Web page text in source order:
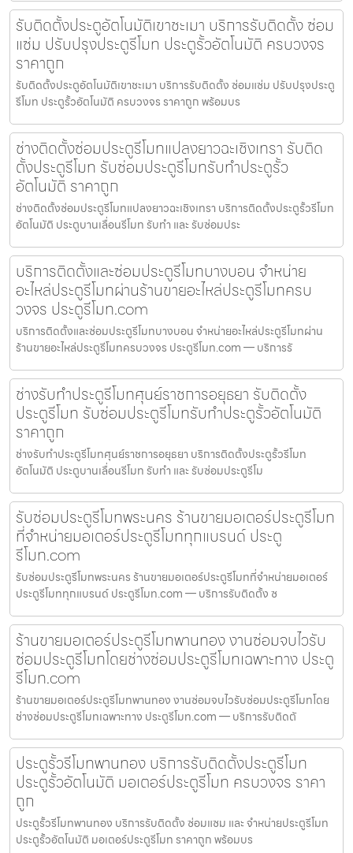
รับติดตั้งประตูอัตโนมัติเขาชะเมา บริการรับติดตั้ง ซ่อม
แซ่ม ปรับปรุงประตูรีโมท ประตูรั้วอัตโนมัติ ครบวงจร
ราคาถูก
รับติดตั้งประตูอัตโนมัติเขาชะเมา บริการรับติดตั้ง ซ่อมแซ่ม ปรับปรุงประตู
รีโมท ประตูรั้วอัตโนมัติ ครบวงจร ราคาถูก พร้อมบร
ช่างติดตั้งซ่อมประตูรีโมทแปลงยาวฉะเชิงเทรา รับติด
ตั้งประตูรีโมท รับซ่อมประตูรีโมทรับทำประตูรั้ว
อัตโนมัติ ราคาถูก
ช่างติดตั้งซ่อมประตูรีโมทแปลงยาวฉะเชิงเทรา บริการติดตั้งประตูรั้วรีโมท
อัตโนมัติ ประตูบานเลื่อนรีโมท รับทำ และ รับซ่อมประ
บริการติดตั้งและซ่อมประตูรีโมทบางบอน จำหน่าย
อะไหล่ประตูรีโมทผ่านร้านขายอะไหล่ประตูรีโมทครบ
วงจร ประตูรีโมท.com
บริการติดตั้งและซ่อมประตูรีโมทบางบอน จำหน่ายอะไหล่ประตูรีโมทผ่าน
ร้านขายอะไหล่ประตูรีโมทครบวงจร ประตูรีโมท.com — บริการรั
ช่างรับทำประตูรีโมทศุนย์ราชการอยุธยา รับติดตั้ง
ประตูรีโมท รับซ่อมประตูรีโมทรับทำประตูรั้วอัตโนมัติ
ราคาถูก
ช่างรับทำประตูรีโมทศุนย์ราชการอยุธยา บริการติดตั้งประตูรั้วรีโมท
อัตโนมัติ ประตูบานเลื่อนรีโมท รับทำ และ รับซ่อมประตูรีโม
รับซ่อมประตูรีโมทพระนคร ร้านขายมอเตอร์ประตูรีโมท
ที่จำหน่ายมอเตอร์ประตูรีโมททุกแบรนด์ ประตู
รีโมท.com
รับซ่อมประตูรีโมทพระนคร ร้านขายมอเตอร์ประตูรีโมทที่จำหน่ายมอเตอร์
ประตูรีโมททุกแบรนด์ ประตูรีโมท.com — บริการรับติดตั้ง ซ
ร้านขายมอเตอร์ประตูรีโมทพานทอง งานซ่อมจบไวรับ
ซ่อมประตูรีโมทโดยช่างซ่อมประตูรีโมทเฉพาะทาง ประตู
รีโมท.com
ร้านขายมอเตอร์ประตูรีโมทพานทอง งานซ่อมจบไวรับซ่อมประตูรีโมทโดย
ช่างซ่อมประตูรีโมทเฉพาะทาง ประตูรีโมท.com — บริการรับติดตั
ประตูรั้วรีโมทพานทอง บริการรับติดตั้งประตูรีโมท
ประตูรั้วอัตโนมัติ มอเตอร์ประตูรีโมท ครบวงจร ราคา
ถูก
ประตูรั้วรีโมทพานทอง บริการรับติดตั้ง ซ่อมแซม และ จำหน่ายประตูรีโมท
ประตูรั้วอัตโนมัติ มอเตอร์ประตูรีโมท ราคาถูก พร้อมบร